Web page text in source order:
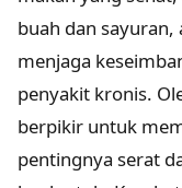
buah dan
menjaga
penyakit kronis.
berpikir untuk
pentingnya serat